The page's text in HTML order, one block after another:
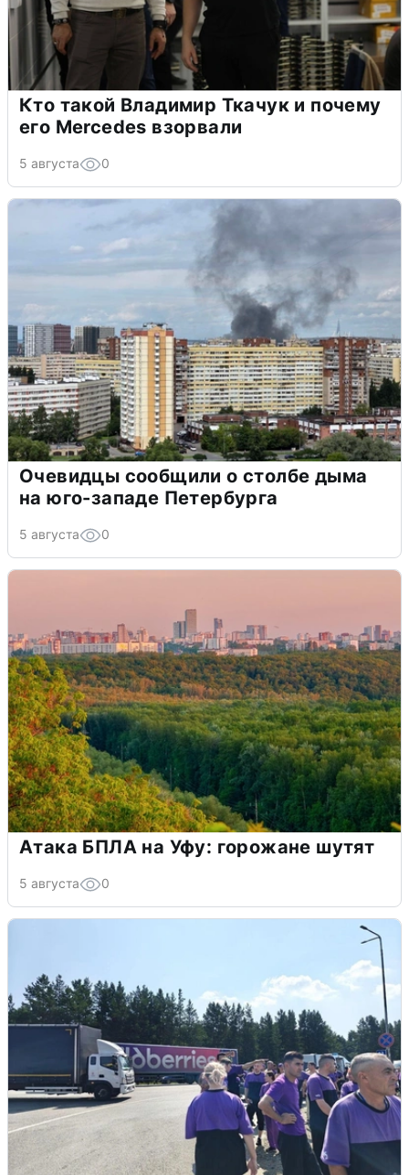
Кто такой Владимир Ткачук и почему
его Mercedes взорвали
5 августа 0
Очевидцы сообщили о столбе дыма
на юго-западе Петербурга
5 августа 0
Атака БПЛА на Уфу: горожане шутят
5 августа 0